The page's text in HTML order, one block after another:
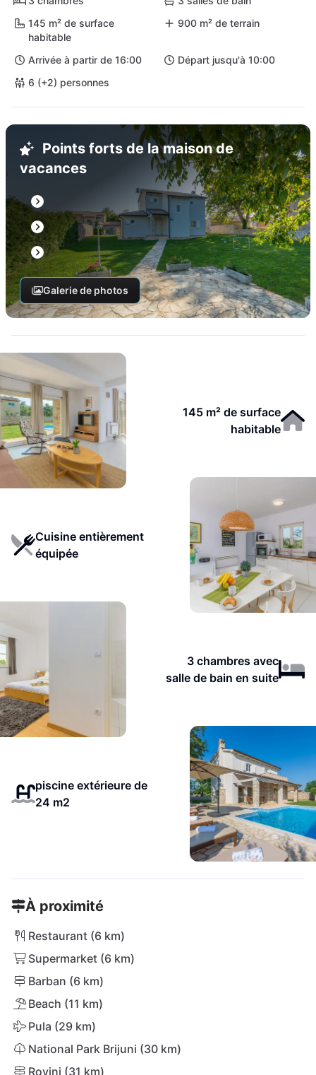
145 m² de surface
habitable
900 m² de terrain
Arrivée à partir de 16:00
Départ jusqu'à 10:00
6 (+2) personnes
Points forts de la maison de
vacances
Galerie de photos
145 m² de surface
habitable
Cuisine entièrement
équipée
3 chambres avec
salle de bain en suite
piscine extérieure de
24 m2
À proximité
Restaurant (6 km)
Supermarket (6 km)
Barban (6 km)
Beach (11 km)
Pula (29 km)
National Park Brijuni (30 km)
Rovinj (31 km)